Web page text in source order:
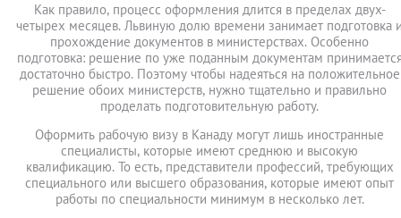
Как правило, процесс оформления длится в пределах двух-
четырех месяцев. Львиную долю времени занимает подготовка
прохождение документов в министерствах. Особенно
подготовка: решение по уже поданным документам
достаточно быстро. Поэтому чтобы надеяться на положительное
решение обоих министерств, нужно тщательно и правильно
проделать подготовительную работу.
Оформить рабочую визу в Канаду могут лишь иностранные
специалисты, которые имеют среднюю и высокую
квалификацию. То есть, представители профессий, требующих
специального или высшего образования, которые имеют опыт
работы по специальности минимум в несколько лет.